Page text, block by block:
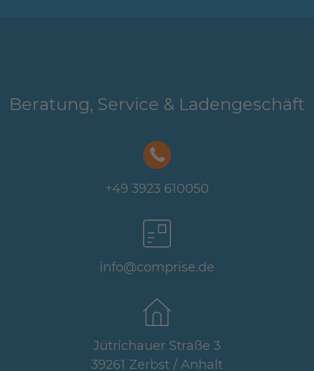
Beratung, Service & Ladengeschäft
+49 3923 610050
info@comprise.de
Jütrichauer Straße 3
39261 Zerbst / Anhalt